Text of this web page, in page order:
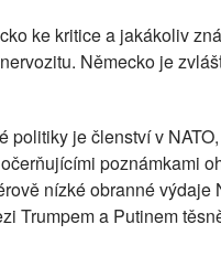
ke kritice a jakákoliv
Německo je
politiky je členství v
poznámkami
nízké obranné výdaje
Trumpem a Putinem